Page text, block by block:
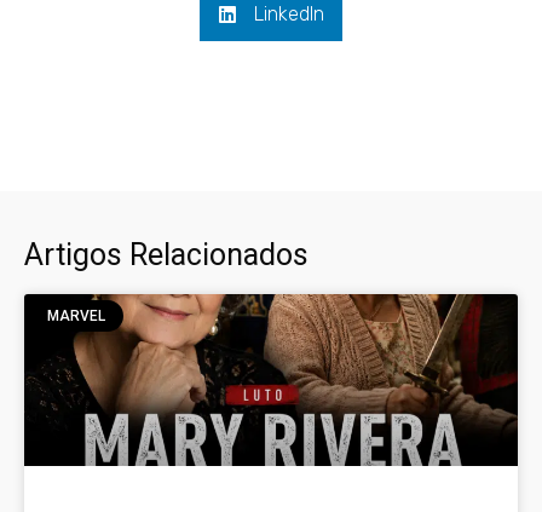
LinkedIn
Artigos Relacionados
MARVEL